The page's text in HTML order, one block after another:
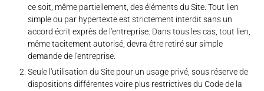
ce soit, même partiellement, des éléments du Site. Tout lien
simple ou par hypertexte est strictement interdit sans un
accord écrit exprès de l'entreprise. Dans tous les cas, tout lien,
même tacitement autorisé, devra être retiré sur simple
demande de l'entreprise.
Seule l'utilisation du Site pour un usage privé, sous réserve de
dispositions différentes voire plus restrictives du Code de la